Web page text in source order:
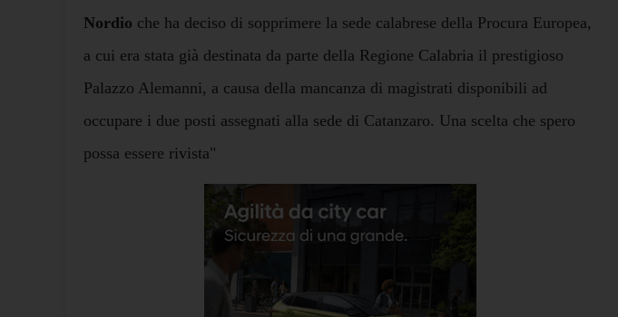
Nordio che ha deciso di sopprimere la sede calabrese della Procura Europea,
a cui era stata già destinata da parte della Regione Calabria il prestigioso
Palazzo Alemanni, a causa della mancanza di magistrati disponibili ad
occupare i due posti assegnati alla sede di Catanzaro. Una scelta che spero
possa essere rivista"